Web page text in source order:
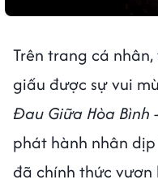
Trên trang cá
giấu được sự vui
Đau Giữa Hòa Bình
phát hành nhân
đã chính thức vươn